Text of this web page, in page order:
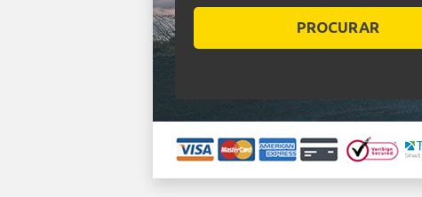
PROCURAR